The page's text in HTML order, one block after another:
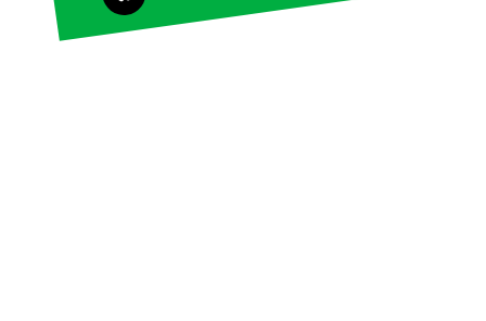
Télécharger
gratuitement les
guides éco-citoyens